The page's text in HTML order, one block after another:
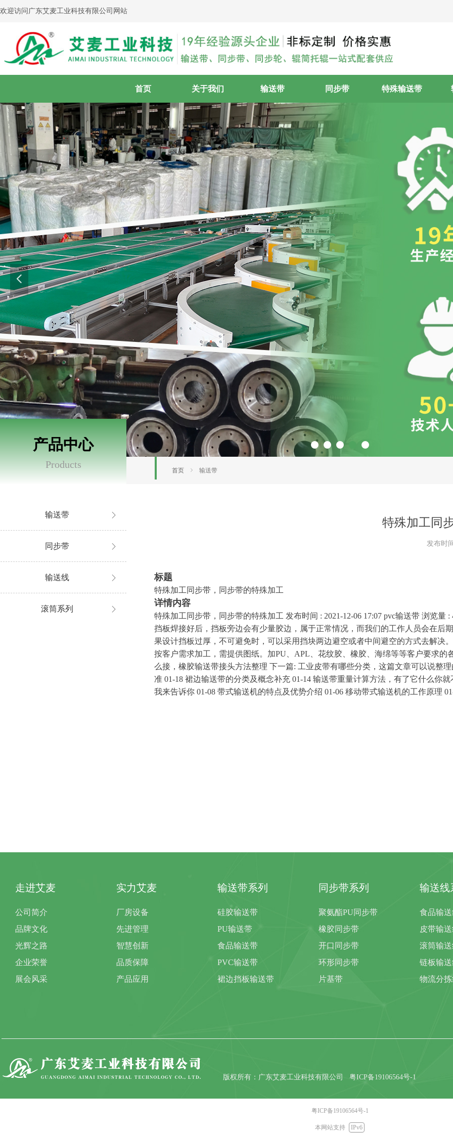
넳
首页 关于我们 输送带 同步带 特殊输送带
欢迎访问广东艾麦工业科技有限公司网站
特殊加工同
标题
特殊加工同步带，同步带的特殊加工
详情内容
特殊加工同步带，同步带的特殊加工 发布时间 : 2021-12-06 17:07 pvc输送带 浏览量 :
挡板焊接好后，挡板旁边会有少量胶边，属于正常情况，而我们的工作人员会在
果设计挡板过厚，不可避免时，可以采用挡块两边避空或者中间避空的方式去解
按客户需求加工，需提供图纸。 加PU APL 、花纹胶、橡胶、海绵等等客户要求的
么接，橡胶输送带接头方法整理 下一篇: 工业皮带有哪些分类，这篇文章可以说整
准 01-18 裙边输送带的分类及概念补充 01-14 输送带重量计算方法，有了它什么你就
我来告诉你 01-08 带式输送机的特点及优势介绍 01-06 移动带式输送机的工作原理
首页 ꁇ 输送带
发布时
产品中心
Products
输送带 ꁕ
同步带 ꁕ
输送线 ꁕ
滚筒系列 ꁕ
走进艾麦
公司简介
品牌文化
光辉之路
企业荣誉
展会风采
实力艾麦
厂房设备
先进管理
智慧创新
品质保障
产品应用
输送带系列
硅胶输送带
PU输送带
食品输送带
PVC输送带
裙边挡板输送带
同步带系列
聚氨酯PU同步带
橡胶同步带
开口同步带
环形同步带
片基带
输送线
食品输
皮带输
滚筒输
链板输
物流分
版权所有：广东艾麦工业科技有限公司 粤ICP备19106564号-1
粤ICP备19106564号-1
本网站支持 IPv6